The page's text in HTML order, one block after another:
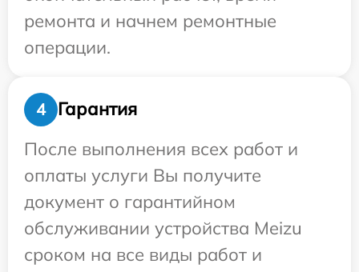
ремонта и начнем ремонтные
операции.
4
Гарантия
После выполнения всех работ и
оплаты услуги Вы получите
документ о гарантийном
обслуживании устройства Meizu
сроком на все виды работ и